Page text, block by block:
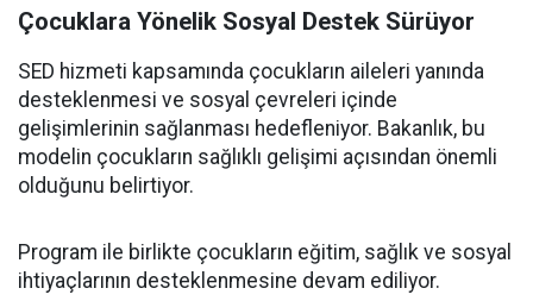
Çocuklara Yönelik Sosyal Destek Sürüyor
SED hizmeti kapsamında çocukların aileleri yanında
desteklenmesi ve sosyal çevreleri içinde
gelişimlerinin sağlanması hedefleniyor. Bakanlık, bu
modelin çocukların sağlıklı gelişimi açısından önemli
olduğunu belirtiyor.
Program ile birlikte çocukların eğitim, sağlık ve sosyal
ihtiyaçlarının desteklenmesine devam ediliyor.